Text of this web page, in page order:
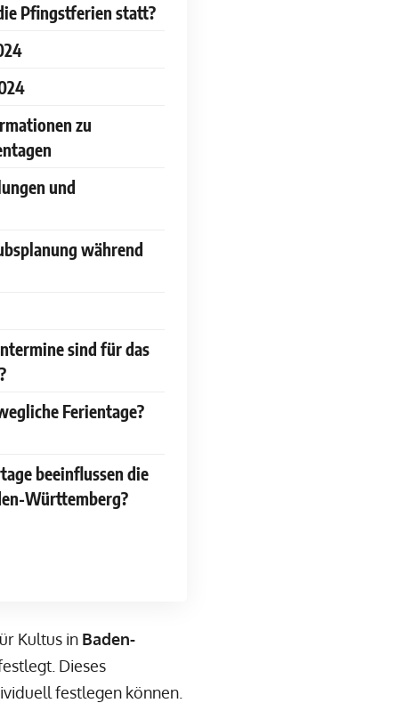
Pfingstferien statt?
zu
und
während
sind für das
Ferientage?
beeinflussen die
Württemberg?
Kultus in Baden-
Dieses
festlegen können.